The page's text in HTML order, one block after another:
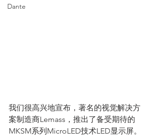
Dante
我们很高兴地宣布，著名的视觉解决方
案制造商Lemass，推出了备受期待的
MKSM系列MicroLED技术LED显示屏。